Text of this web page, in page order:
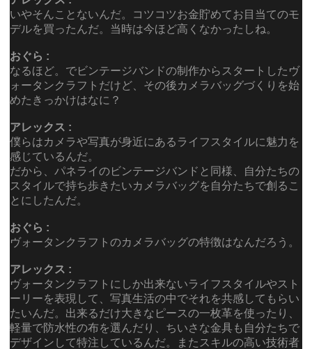
いやそんことないんだ。コツコツお金貯めてお目当てのモ
デルを買ったんだ。当時は今ほど高くなかったしね。
おぐら :
なるほど。でビンテージバンドの制作からスタートしたヴ
ォータンクラフトだけど、その後カメラバッグづくりを始
めたきっかけはなに？
アレックス :
僕らはカメラや写真が身近にあるライフスタイルに魅力を
感じているんだ。
だから、パネライのビンテージバンドと同様、自分たちの
スタイルで持ち歩きたいカメラバッグを自分たちで創るこ
とにしたんだ。
おぐら :
ヴォータンクラフトのカメラバッグの特徴はなんだろう。
アレックス :
ヴォータンクラフトにしか出来ないライフスタイルやスト
ーリーを表現して、写真生活の中でそれを共感してもらい
たいんだ。出来るだけ大きなピースの一枚革を使ったり、
軽量で防水性の布を選んだり、ちいさな金具も自分たちで
デザインして特注しているんだ。またスキルの高い技術者